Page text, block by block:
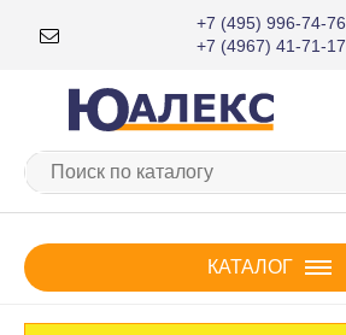
+7 (495) 996-74-76
+7 (4967) 41-71-17
КАТАЛОГ